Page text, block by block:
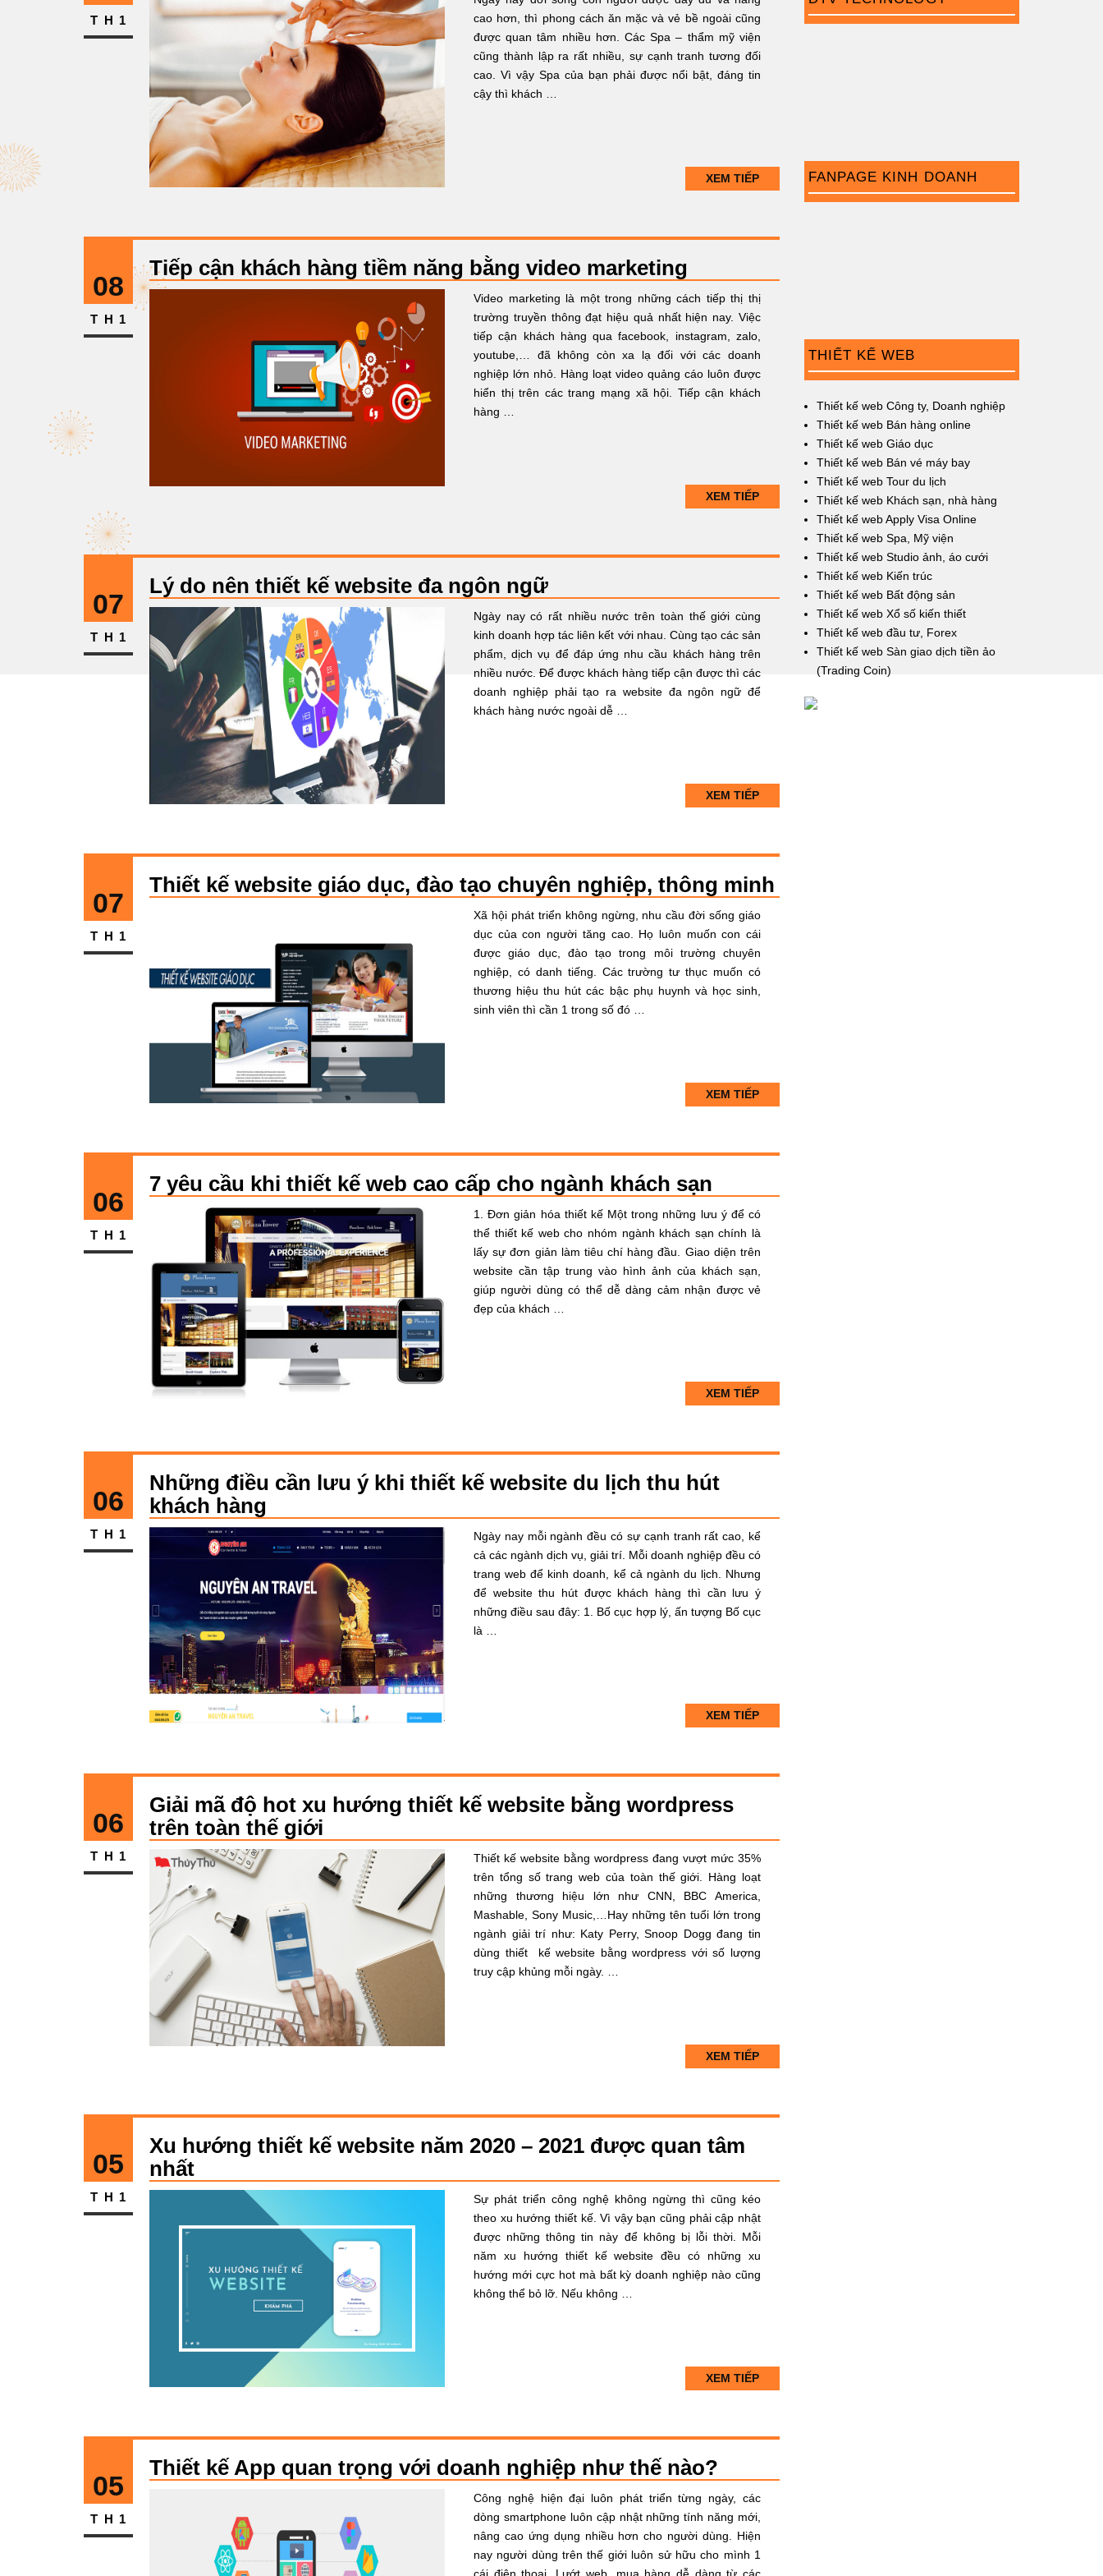
TH1
cao hơn, thì phong cách ăn mặc và vẻ bề ngoài cũng
được quan tâm nhiều hơn. Các Spa – thẩm mỹ viện
cũng thành lập ra rất nhiều, sự cạnh tranh tương đối
cao. Vì vậy Spa của bạn phải được nổi bật, đáng tin
cậy thì khách …
XEM TIẾP
Tiếp cận khách hàng tiềm năng bằng video marketing
08
TH1
Video marketing là một trong những cách tiếp thị thị
trường truyền thông đạt hiệu quả nhất hiện nay. Việc
tiếp cận khách hàng qua facebook, instagram, zalo,
youtube,… đã không còn xa lạ đối với các doanh
nghiệp lớn nhỏ. Hàng loạt video quảng cáo luôn được
hiển thị trên các trang mạng xã hội. Tiếp cận khách
hàng …
XEM TIẾP
Lý do nên thiết kế website đa ngôn ngữ
07
TH1
Ngày nay có rất nhiều nước trên toàn thế giới cùng
kinh doanh hợp tác liên kết với nhau. Cùng tạo các sản
phẩm, dịch vụ để đáp ứng nhu cầu khách hàng trên
nhiều nước. Để được khách hàng tiếp cận được thì các
doanh nghiệp phải tạo ra website đa ngôn ngữ để
khách hàng nước ngoài dễ …
XEM TIẾP
Thiết kế website giáo dục, đào tạo chuyên nghiệp, thông minh
07
TH1
Xã hội phát triển không ngừng, nhu cầu đời sống giáo
dục của con người tăng cao. Họ luôn muốn con cái
được giáo dục, đào tạo trong môi trường chuyên
nghiệp, có danh tiếng. Các trường tư thục muốn có
thương hiệu thu hút các bậc phụ huynh và học sinh,
sinh viên thì cần 1 trong số đó …
XEM TIẾP
7 yêu cầu khi thiết kế web cao cấp cho ngành khách sạn
06
TH1
1. Đơn giản hóa thiết kế Một trong những lưu ý để có
thể thiết kế web cho nhóm ngành khách sạn chính là
lấy sự đơn giản làm tiêu chí hàng đầu. Giao diện trên
website cần tập trung vào hình ảnh của khách sạn,
giúp người dùng có thể dễ dàng cảm nhận được vẻ
đẹp của khách …
XEM TIẾP
Những điều cần lưu ý khi thiết kế website du lịch thu hút
khách hàng
06
TH1
Ngày nay mỗi ngành đều có sự cạnh tranh rất cao, kể
cả các ngành dịch vụ, giải trí. Mỗi doanh nghiệp đều có
trang web để kinh doanh, kể cả ngành du lịch. Nhưng
để website thu hút được khách hàng thì cần lưu ý
những điều sau đây: 1. Bố cục hợp lý, ấn tượng Bố cục
là …
XEM TIẾP
Giải mã độ hot xu hướng thiết kế website bằng wordpress
trên toàn thế giới
06
TH1
Thiết kế website bằng wordpress đang vượt mức 35%
trên tổng số trang web của toàn thế giới. Hàng loạt
những thương hiệu lớn như CNN, BBC America,
Mashable, Sony Music,…Hay những tên tuổi lớn trong
ngành giải trí như: Katy Perry, Snoop Dogg đang tin
dùng thiết kế website bằng wordpress với số lượng
truy cập khủng mỗi ngày. …
XEM TIẾP
Xu hướng thiết kế website năm 2020 – 2021 được quan tâm
nhất
05
TH1
Sự phát triển công nghệ không ngừng thì cũng kéo
theo xu hướng thiết kế. Vì vậy bạn cũng phải cập nhật
được những thông tin này để không bị lỗi thời. Mỗi
năm xu hướng thiết kế website đều có những xu
hướng mới cực hot mà bất kỳ doanh nghiệp nào cũng
không thể bỏ lỡ. Nếu không …
XEM TIẾP
Thiết kế App quan trọng với doanh nghiệp như thế nào?
05
TH1
Công nghệ hiện đại luôn phát triển từng ngày, các
dòng smartphone luôn cập nhật những tính năng mới,
nâng cao ứng dụng nhiều hơn cho người dùng. Hiện
nay người dùng trên thế giới luôn sử hữu cho mình 1
FANPAGE KINH DOANH
THIẾT KẾ WEB
Thiết kế web Công ty, Doanh nghiệp
Thiết kế web Bán hàng online
Thiết kế web Giáo dục
Thiết kế web Bán vé máy bay
Thiết kế web Tour du lịch
Thiết kế web Khách sạn, nhà hàng
Thiết kế web Apply Visa Online
Thiết kế web Spa, Mỹ viện
Thiết kế web Studio ảnh, áo cưới
Thiết kế web Kiến trúc
Thiết kế web Bất động sản
Thiết kế web Xổ số kiến thiết
Thiết kế web đầu tư, Forex
Thiết kế web Sàn giao dịch tiền ảo
(Trading Coin)